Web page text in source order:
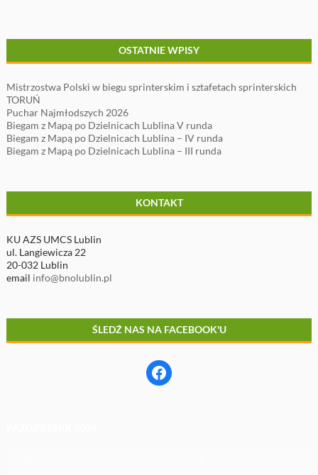
OSTATNIE WPISY
Mistrzostwa Polski w biegu sprinterskim i sztafetach sprinterskich
TORUŃ
Puchar Najmłodszych 2026
Biegam z Mapą po Dzielnicach Lublina V runda
Biegam z Mapą po Dzielnicach Lublina – IV runda
Biegam z Mapą po Dzielnicach Lublina – III runda
KONTAKT
KU AZS UMCS Lublin
ul. Langiewicza 22
20-032 Lublin
email info@bnolublin.pl
ŚLEDŹ NAS NA FACEBOOK'U
Facebook